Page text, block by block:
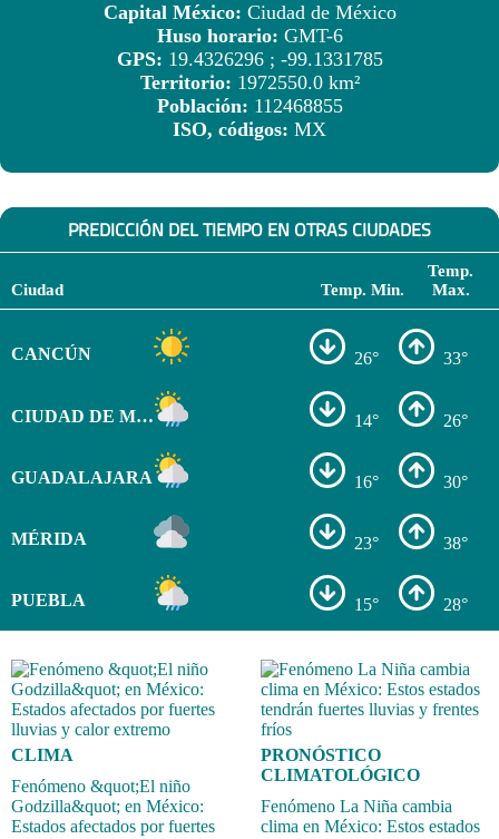
Capital México: Ciudad de México
Huso horario: GMT-6
GPS: 19.4326296 ; -99.1331785
Territorio: 1972550.0 km²
Población: 112468855
ISO, códigos: MX
PREDICCIÓN DEL TIEMPO EN OTRAS CIUDADES
Ciudad Temp. Min.
Temp.
Max.
CANCÚN 26° 33°
CIUDAD DE MÉXICO 14° 26°
GUADALAJARA 16° 30°
MÉRIDA 23° 38°
PUEBLA 15° 28°
CLIMA
Fenómeno &quot;El niño
Godzilla&quot; en México:
Estados afectados por fuertes
PRONÓSTICO
CLIMATOLÓGICO
Fenómeno La Niña cambia
clima en México: Estos estados